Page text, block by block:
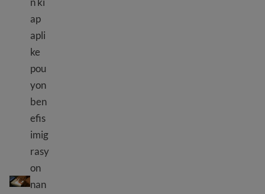
Randevou byometrik yo
ap
apli
ke
pou
yon
ben
efis
imig
rasy
on
nan